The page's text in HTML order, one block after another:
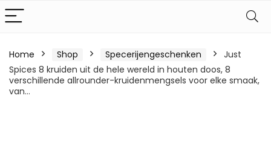
Home Shop Specerijengeschenken
Just
Spices 8 kruiden uit de hele wereld in houten doos, 8
verschillende allrounder-kruidenmengsels voor elke smaak,
van…